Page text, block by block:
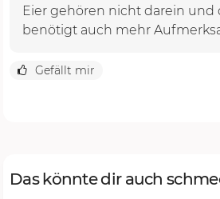
Eier gehören nicht darein und
benötigt auch mehr
Gefällt mir
Das könnte dir auch